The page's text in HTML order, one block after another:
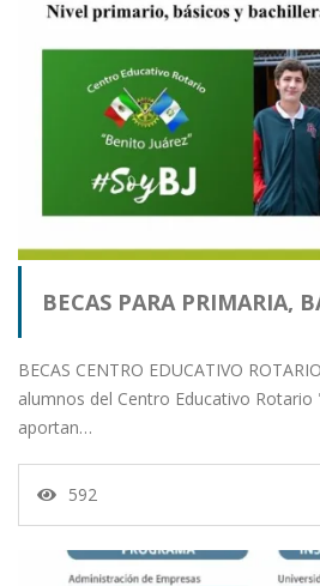
BECAS PARA PRIMARIA,
BECAS CENTRO EDUCATIVO
alumnos del Centro Educativo Rotario
aportan…
592